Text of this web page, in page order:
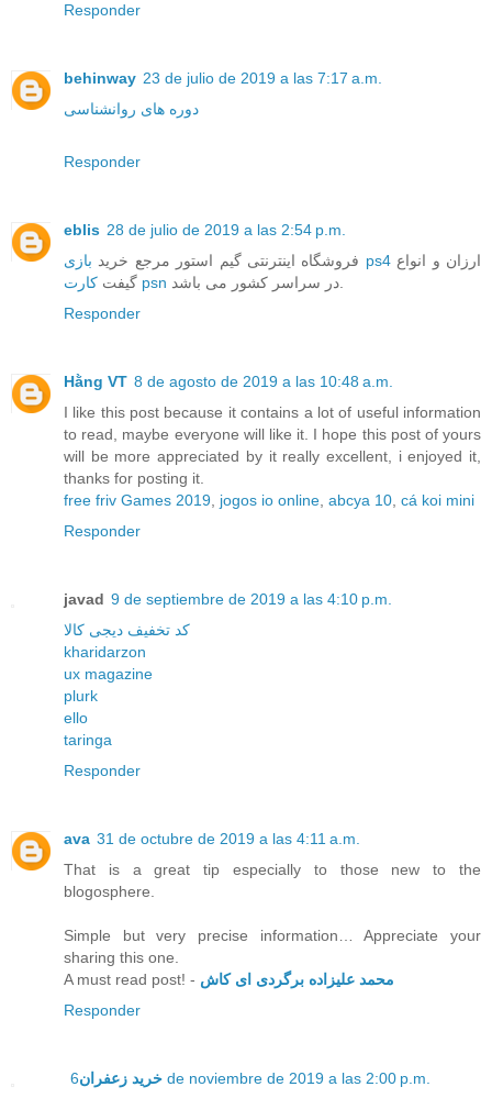
Responder
behinway 23 de julio de 2019 a las 7:17 a.m.
دوره های روانشناسی
Responder
eblis 28 de julio de 2019 a las 2:54 p.m.
فروشگاه اینترنتی گیم استور مرجع خرید بازی ps4ارزان و انواع
گیفت کارت psn
Responder
Hằng VT 8 de agosto de 2019 a las 10:48 a.m.
I like this post because it contains a lot of useful information
to read, maybe everyone will like it. I hope this post of yours
will be more appreciated by it really excellent, i enjoyed it,
thanks for posting it.
free friv Games 2019 jogos io online abcya 10 cá koi mini
Responder
javad 9 de septiembre de 2019 a las 4:10 p.m.
کد تخفیف دیجی کالا
kharidarzon
ux magazine
plurk
ello
taringa
Responder
ava 31 de octubre de 2019 a las 4:11 a.m.
That is a great tip especially to those new to the
blogosphere.
Simple but very precise information… Appreciate your
sharing this one.
A must read post! - محمد علیزاده برگردی ای کاش
Responder
خرید زعفران 6 de noviembre de 2019 a las 2:00 p.m.